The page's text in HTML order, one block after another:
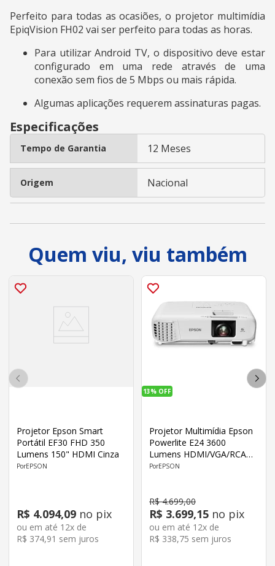
Perfeito para todas as ocasiões, o projetor multimídia
EpiqVision FH02 vai ser perfeito para todas as horas.
Para utilizar Android TV, o dispositivo deve estar
configurado em uma rede através de uma
conexão sem fios de 5 Mbps ou mais rápida.‍
Algumas aplicações requerem assinaturas pagas.
Especificações
Tempo de Garantia 12 Meses
Origem Nacional
Quem viu, viu também
Projetor Epson Smart
Portátil EF30 FHD 350
Lumens 150" HDMI Cinza
EPSON
R$ 4.094,09 no pix
ou em até 12x de
R$ 374,91 sem juros
13% OFF
Projetor Multimídia Epson
Powerlite E24 3600
Lumens HDMI/VGA/RCA
Branco
EPSON
R$ 4.699,00
R$ 3.699,15 no pix
ou em até 12x de
R$ 338,75 sem juros